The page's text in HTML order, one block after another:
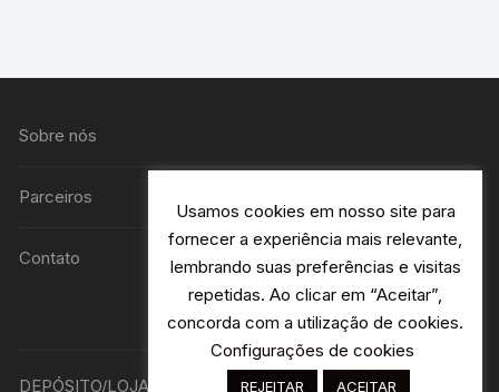
uni
Sobre nós
Parceiros
Contato
DEPÓSITO/LOJA R. Avião Bandeirantes 115 H2- Jardim
Usamos cookies em nosso site para
fornecer a experiência mais relevante,
lembrando suas preferências e visitas
repetidas. Ao clicar em “Aceitar”,
concorda com a utilização de cookies.
Configurações de cookies
REJEITAR ACEITAR